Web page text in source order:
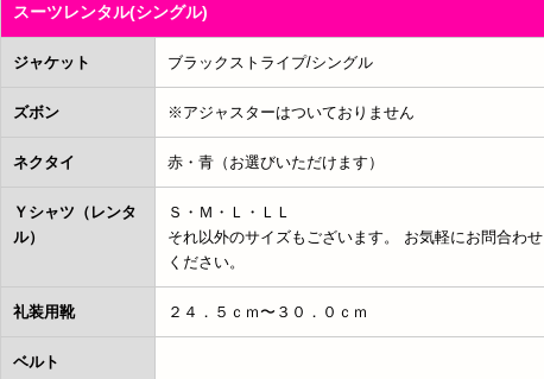
スーツレンタル(シングル)
ジャケット ブラックストライプ/シングル
ズボン ※アジャスターはついておりません
ネクタイ 赤・青（お選びいただけます）
Ｙシャツ（レンタ
ル）
Ｓ・Ｍ・Ｌ・ＬＬ
それ以外のサイズもございます。 お気軽にお問合わせ
ください。
礼装用靴 ２４．５ｃｍ〜３０．０ｃｍ
ベルト